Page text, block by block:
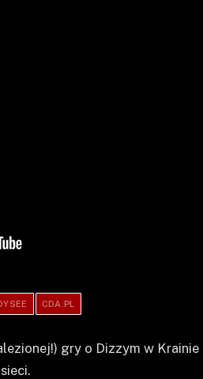
CDA.PL
gry o Dizzym w Krainie